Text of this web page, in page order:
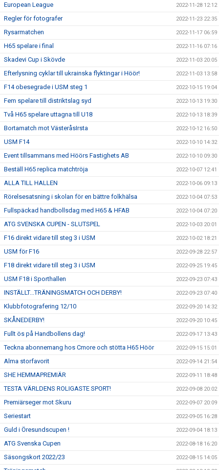
European League 2022-11-28 12:12
Regler för fotografer 2022-11-23 22:35
Rysarmatchen 2022-11-17 06:59
H65 spelare i final 2022-11-16 07:16
Skadevi Cup i Skövde 2022-11-03 20:05
Efterlysning cyklar till ukrainska flyktingar i Höör! 2022-11-03 13:58
F14 obesegrade i USM steg 1 2022-10-15 19:04
Fem spelare till distriktslag syd 2022-10-13 19:30
Två H65 spelare uttagna till U18 2022-10-13 18:39
Bortamatch mot VästeråsIrsta 2022-10-12 16:50
USM F14 2022-10-10 14:32
Event tillsammans med Höörs Fastighets AB 2022-10-10 09:30
Beställ H65 replica matchtröja 2022-10-07 12:41
ALLA TILL HALLEN 2022-10-06 09:13
Rörelsesatsning i skolan för en bättre folkhälsa 2022-10-04 07:53
Fullspäckad handbollsdag med H65 & HFAB 2022-10-04 07:20
ATG SVENSKA CUPEN - SLUTSPEL 2022-10-03 20:01
F16 direkt vidare till steg 3 i USM 2022-10-02 18:21
USM för F16 2022-09-28 22:57
F18 direkt vidare till steg 3 i USM 2022-09-25 19:45
USM F18 i Sporthallen 2022-09-23 07:43
INSTÄLLT...TRÄNINGSMATCH OCH DERBY! 2022-09-23 07:40
Klubbfotografering 12/10 2022-09-20 14:32
SKÅNEDERBY! 2022-09-20 10:45
Fullt ös på Handbollens dag! 2022-09-17 13:43
Teckna abonnemang hos Cmore och stötta H65 Höör 2022-09-15 15:01
Alma storfavorit 2022-09-14 21:54
SHE HEMMAPREMIÄR 2022-09-11 18:48
TESTA VÄRLDENS ROLIGASTE SPORT! 2022-09-08 20:02
Premiärseger mot Skuru 2022-09-07 20:09
Seriestart 2022-09-05 16:28
Guld i Öresundscupen ! 2022-09-04 18:13
ATG Svenska Cupen 2022-08-18 16:20
Säsongskort 2022/23 2022-08-15 14:05